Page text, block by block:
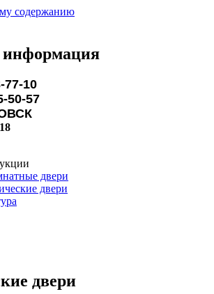
содержанию
информация
77-10
57
двери
двери
двери